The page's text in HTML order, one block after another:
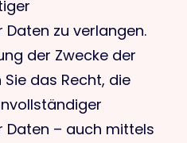
zu verlangen.
der Zwecke der
das Recht, die
Daten – auch mittels